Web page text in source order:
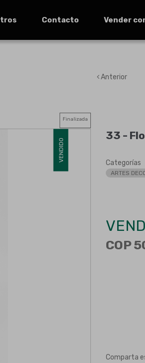
Contacto Vender
Anterior
Finalizada
VENDIDO
33 -
Categorías
ARTES
COP
Comparta